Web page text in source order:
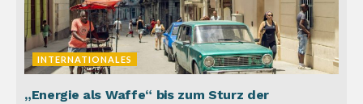
INTERNATIONALES
„Energie als Waffe“ bis zum Sturz der